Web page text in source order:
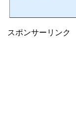
スポンサーリンク